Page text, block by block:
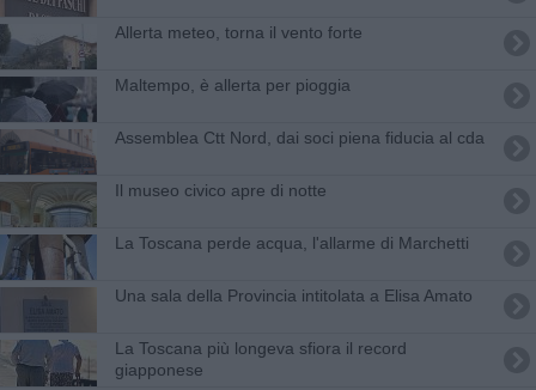
Allerta meteo, torna il vento forte
Maltempo, è allerta per pioggia
Assemblea Ctt Nord, dai soci piena fiducia al cda
Il museo civico apre di notte
La Toscana perde acqua, l'allarme di Marchetti
Una sala della Provincia intitolata a Elisa Amato
La Toscana più longeva sfiora il record
giapponese